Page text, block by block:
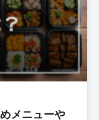
メニューや